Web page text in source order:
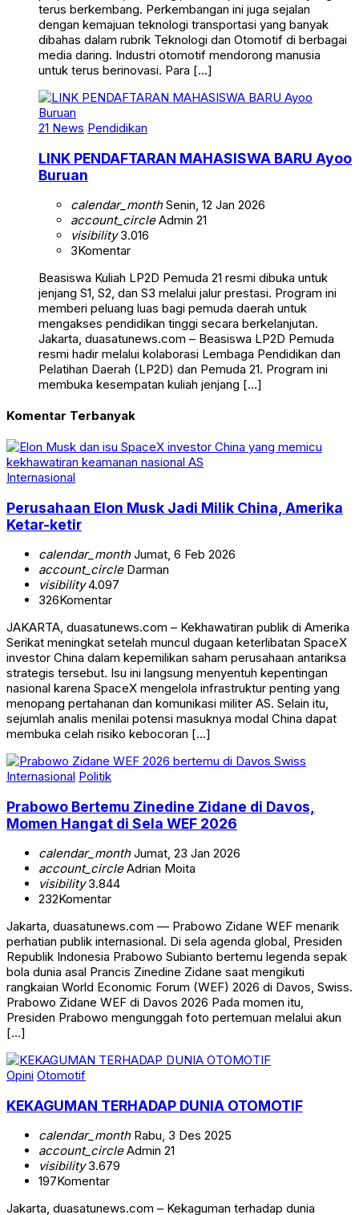
terus berkembang. Perkembangan ini juga sejalan
dengan kemajuan teknologi transportasi yang banyak
dibahas dalam rubrik Teknologi dan Otomotif di berbagai
media daring. Industri otomotif mendorong manusia
untuk terus berinovasi. Para […]
21 News Pendidikan
LINK PENDAFTARAN MAHASISWA BARU Ayoo
Buruan
calendar_monthSenin, 12 Jan 2026
account_circleAdmin 21
visibility3.016
3Komentar
Beasiswa Kuliah LP2D Pemuda 21 resmi dibuka untuk
jenjang S1, S2, dan S3 melalui jalur prestasi. Program ini
memberi peluang luas bagi pemuda daerah untuk
mengakses pendidikan tinggi secara berkelanjutan.
Jakarta, duasatunews.com – Beasiswa LP2D Pemuda
resmi hadir melalui kolaborasi Lembaga Pendidikan dan
Pelatihan Daerah (LP2D) dan Pemuda 21. Program ini
membuka kesempatan kuliah jenjang […]
Komentar Terbanyak
Internasional
Perusahaan Elon Musk Jadi Milik China, Amerika
Ketar-ketir
calendar_monthJumat, 6 Feb 2026
account_circleDarman
visibility4.097
326Komentar
JAKARTA, duasatunews.com – Kekhawatiran publik di Amerika
Serikat meningkat setelah muncul dugaan keterlibatan SpaceX
investor China dalam kepemilikan saham perusahaan antariksa
strategis tersebut. Isu ini langsung menyentuh kepentingan
nasional karena SpaceX mengelola infrastruktur penting yang
menopang pertahanan dan komunikasi militer AS. Selain itu,
sejumlah analis menilai potensi masuknya modal China dapat
membuka celah risiko kebocoran […]
Internasional Politik
Prabowo Bertemu Zinedine Zidane di Davos,
Momen Hangat di Sela WEF 2026
calendar_monthJumat, 23 Jan 2026
account_circleAdrian Moita
visibility3.844
232Komentar
Jakarta, duasatunews.com — Prabowo Zidane WEF menarik
perhatian publik internasional. Di sela agenda global, Presiden
Republik Indonesia Prabowo Subianto bertemu legenda sepak
bola dunia asal Prancis Zinedine Zidane saat mengikuti
rangkaian World Economic Forum (WEF) 2026 di Davos, Swiss.
Prabowo Zidane WEF di Davos 2026 Pada momen itu,
Presiden Prabowo mengunggah foto pertemuan melalui akun
[…]
Opini Otomotif
KEKAGUMAN TERHADAP DUNIA OTOMOTIF
calendar_monthRabu, 3 Des 2025
account_circleAdmin 21
visibility3.679
197Komentar
Jakarta, duasatunews.com – Kekaguman terhadap dunia